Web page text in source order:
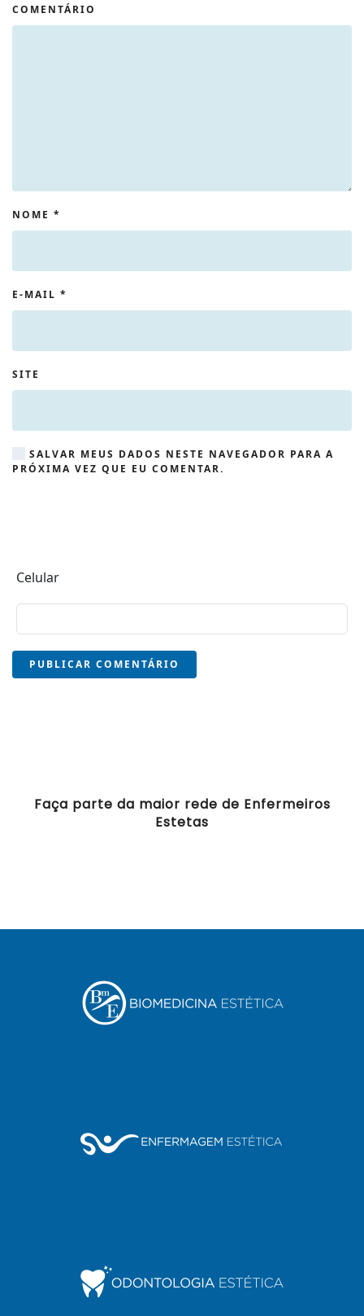
COMENTÁRIO
NOME *
E-MAIL *
SITE
SALVAR MEUS DADOS NESTE NAVEGADOR PARA A
PRÓXIMA VEZ QUE EU COMENTAR.
Celular
PUBLICAR COMENTÁRIO
Faça parte da maior rede de Enfermeiros
Estetas